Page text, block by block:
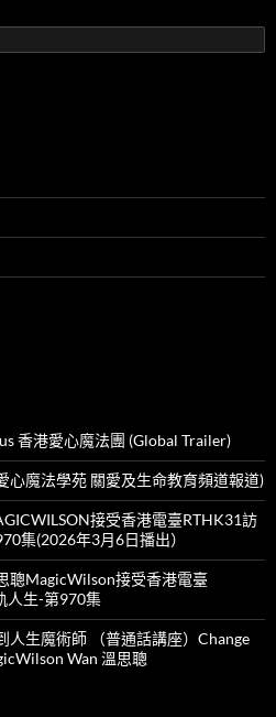
香港愛心魔法團 (Global Trailer)
心魔法學苑 關愛及生命教育頻道報道)
接受香港電臺RTHK31訪
集(2026年3月6日播出）
聰MagicWilson接受香港電臺
人生-第970集
人生魔術師 （普通話講座）Change
Wan 溫思聰